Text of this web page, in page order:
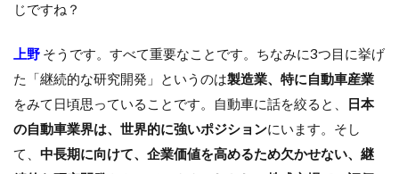
じですね？
上野 そうです。すべて重要なことです。ちなみに3つ目に挙げ
た「継続的な研究開発」というのは製造業、特に自動車産業
をみて日頃思っていることです。自動車に話を絞ると、
日本
の自動車業界は、世界的に強いポジションにいます。そし
て、 中長期に向けて、企業価値を高めるため欠かせない、継